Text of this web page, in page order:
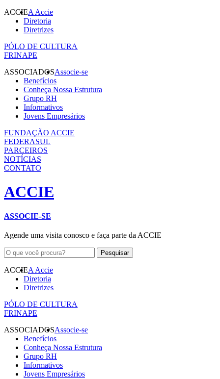
ACCIEA Accie
Diretoria
Diretrizes
PÓLO DE CULTURA
FRINAPE
ASSOCIADOSAssocie-se
Benefícios
Conheça Nossa Estrutura
Grupo RH
Informativos
Jovens Empresários
FUNDAÇÃO ACCIE
FEDERASUL
PARCEIROS
NOTÍCIAS
CONTATO
ACCIE
ASSOCIE-SE
Agende uma visita conosco e faça parte da ACCIE
ACCIEA Accie
Diretoria
Diretrizes
PÓLO DE CULTURA
FRINAPE
ASSOCIADOSAssocie-se
Benefícios
Conheça Nossa Estrutura
Grupo RH
Informativos
Jovens Empresários